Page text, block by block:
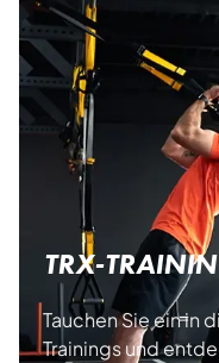
TRX-
Tauchen Sie ein in
Trainings und